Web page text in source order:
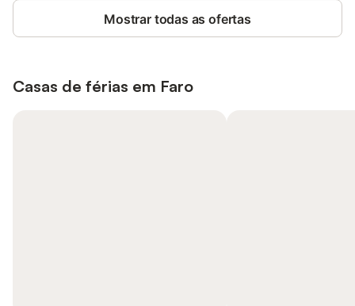
Mostrar todas as ofertas
Casas de férias em Faro